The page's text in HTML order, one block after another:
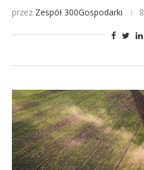
przez Zespół 300Gospodarki